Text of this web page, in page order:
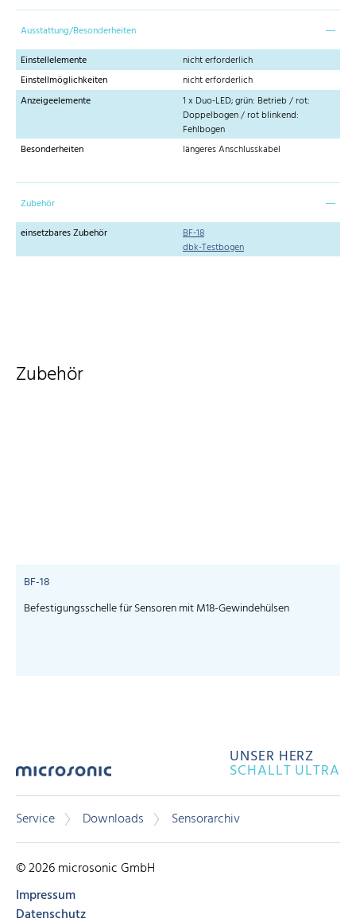
Ausstattung/Besonderheiten
Einstellelemente
nicht erforderlich
Einstellmöglichkeiten
nicht erforderlich
Anzeigeelemente
1 x Duo-LED; grün: Betrieb / rot:
Doppelbogen / rot blinkend:
Fehlbogen
Besonderheiten
längeres Anschlusskabel
Zubehör
einsetzbares Zubehör
BF-18
dbk-Testbogen
Zubehör
BF-18
Befestigungsschelle für Sensoren mit M18-Gewindehülsen
UNSER HERZ
SCHALLT ULTRA
Service Downloads Sensorarchiv
© 2026 microsonic GmbH
Impressum
Datenschutz